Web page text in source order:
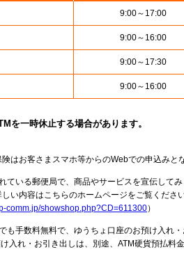
9:00～17:00
9:00～16:00
9:00～17:30
9:00～16:00
を一時休止する場合があります。
はお客さまスマホ等からのWebでの申込みと
ている郵便局で、商品やサービスを宣伝して
い内容はこちらのホームページをご覧くださ
comm.jp/showshop.php?CD=611300）
も手数料無料で、ゆうちょ口座のお預け入れ
入れ・お引き出しは、別途、ATM硬貨預払料